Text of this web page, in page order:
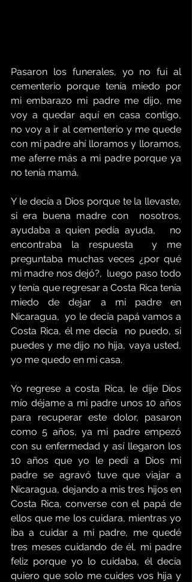
Pasaron los funerales, yo no fui al
cementerio porque tenía miedo por
mi embarazo mi padre me dijo, me
voy a quedar aquí en casa contigo,
no voy a ir al cementerio y me quede
con mi padre ahí lloramos y lloramos,
me aferre más a mi padre porque ya
no tenía mamá.
Y le decía a Dios porque te la llevaste,
si era buena madre con  nosotros,
ayudaba a quien pedía ayuda,   no
encontraba la respuesta  y me
preguntaba muchas veces ¿por qué
mi madre nos dejó?,  luego paso todo
y tenía que regresar a Costa Rica tenía
miedo de dejar a mi padre en
Nicaragua,  yo le decía papá vamos a
Costa Rica, él me decía  no puedo, si
puedes y me dijo no hija, vaya usted,
yo me quedo en mi casa.
Yo regrese a costa Rica, le dije Dios
mío déjame a mi padre unos 10 años
para recuperar este dolor, pasaron
como 5 años, ya mi padre empezó
con su enfermedad y así llegaron los
10 años que yo le pedí a Dios mi
padre se agravó tuve que viajar a
Nicaragua, dejando a mis tres hijos en
Costa Rica, converse con el papá de
ellos que me los cuidara, mientras yo
iba a cuidar a mi padre, me quedé
tres meses cuidando de él, mi padre
feliz porque yo lo cuidaba, él decía
quiero que solo me cuides vos hija y